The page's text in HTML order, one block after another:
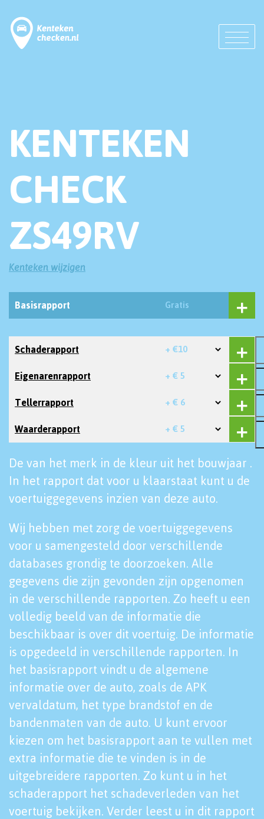
KENTEKEN
CHECK
ZS49RV
Kenteken wijzigen
Basisrapport Gratis
Schaderapport + €10
Eigenarenrapport + € 5
Tellerrapport + € 6
Waarderapport + € 5
De van het merk in de kleur uit het bouwjaar .
In het rapport dat voor u klaarstaat kunt u de
voertuiggegevens inzien van deze auto.
Wij hebben met zorg de voertuiggegevens
voor u samengesteld door verschillende
databases grondig te doorzoeken. Alle
gegevens die zijn gevonden zijn opgenomen
in de verschillende rapporten. Zo heeft u een
volledig beeld van de informatie die
beschikbaar is over dit voertuig. De informatie
is opgedeeld in verschillende rapporten. In
het basisrapport vindt u de algemene
informatie over de auto, zoals de APK
vervaldatum, het type brandstof en de
bandenmaten van de auto. U kunt ervoor
kiezen om het basisrapport aan te vullen met
extra informatie die te vinden is in de
uitgebreidere rapporten. Zo kunt u in het
schaderapport het schadeverleden van het
voertuig bekijken. Verder leest u in dit rapport